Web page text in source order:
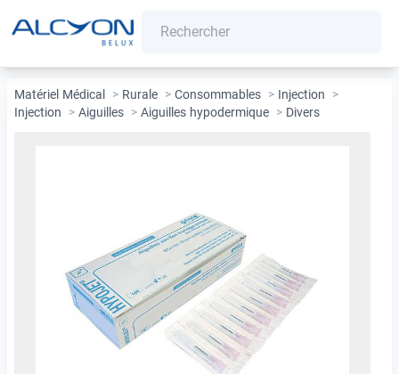
Matériel Médical > Rurale > Consommables > Injection
>
Injection
> Aiguilles > Aiguilles hypodermique > Divers